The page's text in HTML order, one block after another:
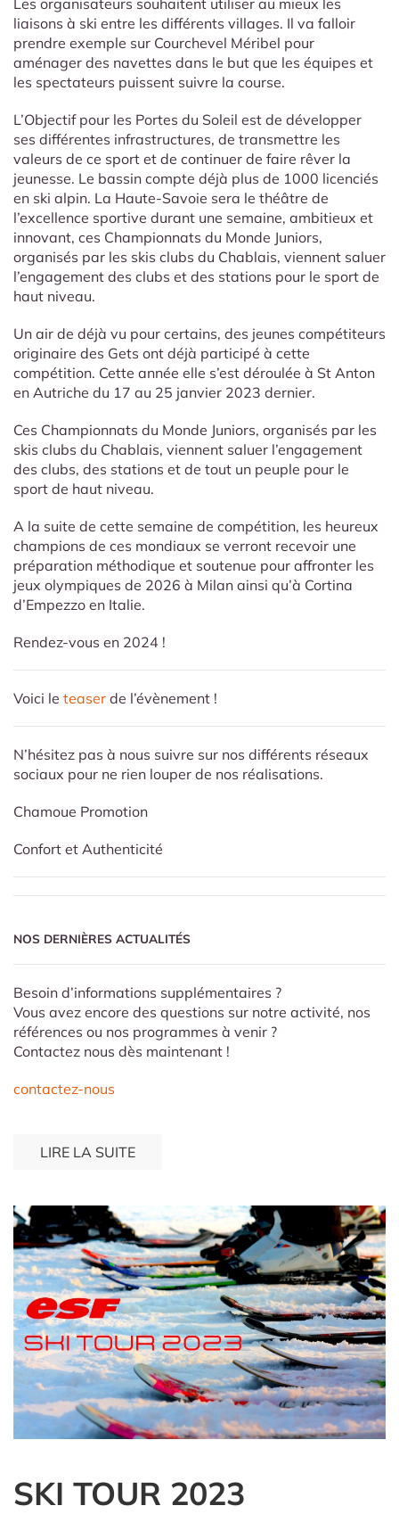
Les organisateurs souhaitent utiliser au mieux les
liaisons à ski entre les différents villages. Il va falloir
prendre exemple sur Courchevel Méribel pour
aménager des navettes dans le but que les équipes et
les spectateurs puissent suivre la course.
L’Objectif pour les Portes du Soleil est de développer
ses différentes infrastructures, de transmettre les
valeurs de ce sport et de continuer de faire rêver la
jeunesse. Le bassin compte déjà plus de 1000 licenciés
en ski alpin. La Haute-Savoie sera le théâtre de
l’excellence sportive durant une semaine, ambitieux et
innovant, ces Championnats du Monde Juniors,
organisés par les skis clubs du Chablais, viennent saluer
l’engagement des clubs et des stations pour le sport de
haut niveau.
Un air de déjà vu pour certains, des jeunes compétiteurs
originaire des Gets ont déjà participé à cette
compétition. Cette année elle s’est déroulée à St Anton
en Autriche du 17 au 25 janvier 2023 dernier.
Ces Championnats du Monde Juniors, organisés par les
skis clubs du Chablais, viennent saluer l’engagement
des clubs, des stations et de tout un peuple pour le
sport de haut niveau.
A la suite de cette semaine de compétition, les heureux
champions de ces mondiaux se verront recevoir une
préparation méthodique et soutenue pour affronter les
jeux olympiques de 2026 à Milan ainsi qu’à Cortina
d’Empezzo en Italie.
Rendez-vous en 2024 !
Voici le teaser de l’évènement !
N’hésitez pas à nous suivre sur nos différents réseaux
sociaux pour ne rien louper de nos réalisations.
Chamoue Promotion
Confort et Authenticité
NOS DERNIÈRES ACTUALITÉS
Besoin d’informations supplémentaires ?
Vous avez encore des questions sur notre activité, nos
références ou nos programmes à venir ?
Contactez nous dès maintenant !
contactez-nous
LIRE LA SUITE
SKI TOUR 2023